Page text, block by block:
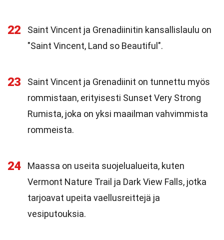
22
Saint Vincent ja Grenadiinitin kansallislaulu on
"Saint Vincent, Land so Beautiful".
23
Saint Vincent ja Grenadiinit on tunnettu myös
rommistaan, erityisesti Sunset Very Strong
Rumista, joka on yksi maailman vahvimmista
rommeista.
24
Maassa on useita suojelualueita, kuten
Vermont Nature Trail ja Dark View Falls, jotka
tarjoavat upeita vaellusreittejä ja
vesiputouksia.